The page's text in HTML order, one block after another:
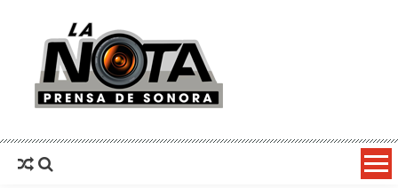
La Nota Prensa De Sonora